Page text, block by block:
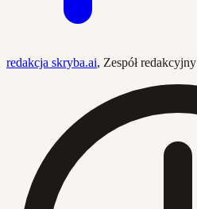
redakcja skryba.ai, Zespół redakcyjny